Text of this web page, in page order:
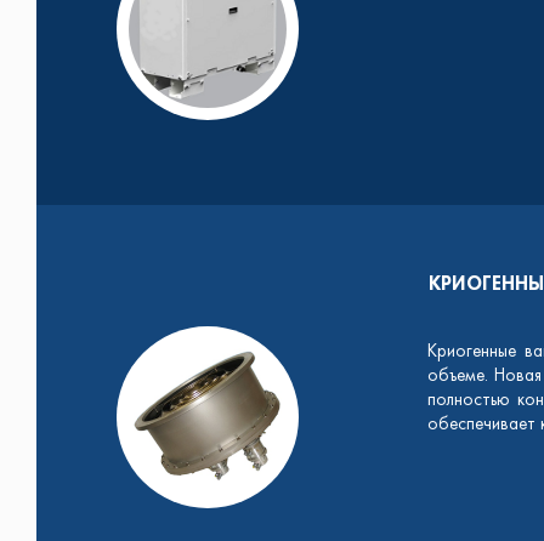
Криогенные
объеме. Новая
полностью